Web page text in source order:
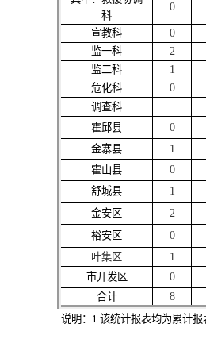
科
0
宣教科 0
监一科
2
监二科
1
危化科
0
调查科
霍邱县
0
金寨县
1
霍山县
0
舒城县
1
金安区
2
裕安区
0
叶集区
1
市开发区
0
合计
8
说明： 1.该统计报表均为累计